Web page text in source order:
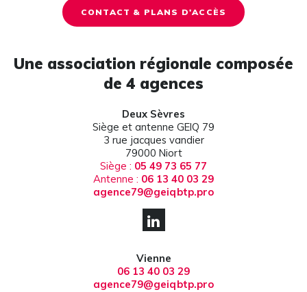
CONTACT & PLANS D'ACCÈS
Une association régionale composée
de 4 agences
Deux Sèvres
Siège et antenne GEIQ 79
3 rue jacques vandier
79000 Niort
Siège : 05 49 73 65 77
Antenne : 06 13 40 03 29
agence79@geiqbtp.pro
Vienne
06 13 40 03 29
agence79@geiqbtp.pro